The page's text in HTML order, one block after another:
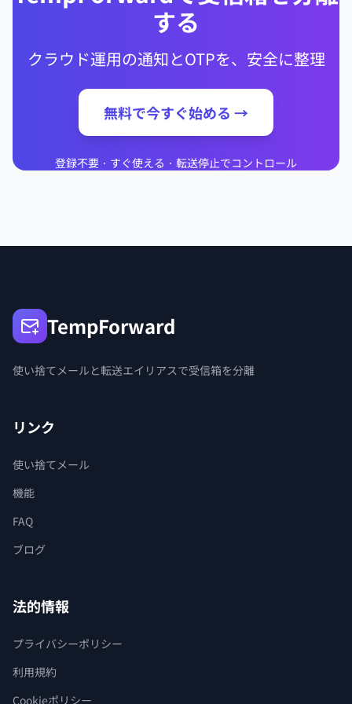
する
クラウド運用の通知とOTPを、安全に整理
無料で今すぐ始める →
登録不要 · すぐ使える · 転送停止でコントロール
TempForward
使い捨てメールと転送エイリアスで受信箱を分離
リンク
使い捨てメール
機能
FAQ
ブログ
法的情報
プライバシーポリシー
利用規約
Cookieポリシー